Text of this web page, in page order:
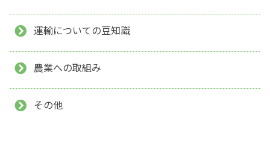
運輸についての豆知識
農業への取組み
その他